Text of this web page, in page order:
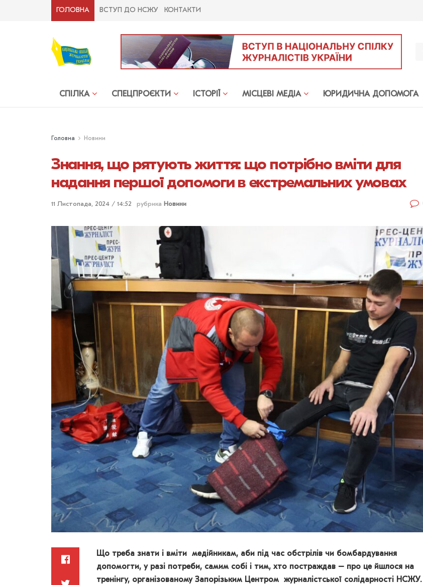
ГОЛОВНА ВСТУП ДО НСЖУ КОНТАКТИ
СПІЛКА СПЕЦПРОЄКТИ ІСТОРІЇ МIСЦЕВI МЕДIА ЮРИДИЧНА ДОПОМОГА
Головна Новини
Знання, що рятують життя: що потрібно вміти для
надання першої допомоги в екстремальних умовах
11 Листопада, 2024 / 14:52 рубрика Новини
Що треба знати і вміти медійникам, аби під час обстрілів чи бомбардування
допомогти, у разі потреби, самим собі і тим, хто постраждав – про це йшлося на
тренінгу, організованому Запорізьким Центром журналістської солідарності НСЖУ.